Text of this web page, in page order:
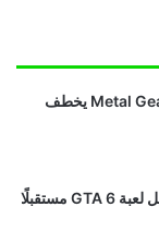
ريميك غير رسمي لـ Metal Gear Solid يخطف
هل تخطط Take-Two لتشغيل لعبة GTA 6 مستقبلًا